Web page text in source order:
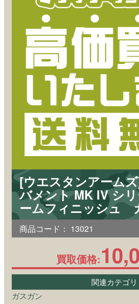
[ウエスタンアーム
バメント MK IV シ
ームフィニッシュ
商品コード： 13021
買取価格:
関連カテゴリ
ガスガン